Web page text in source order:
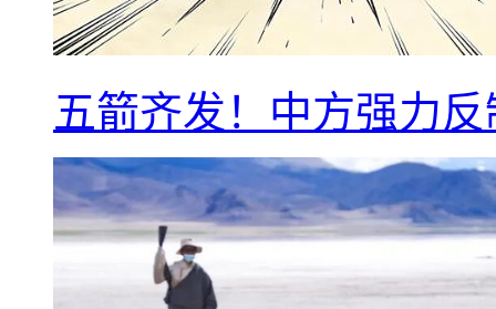
五箭齐发！中方强力